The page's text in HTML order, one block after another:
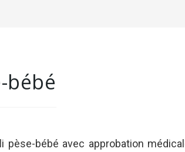
bébé
pèse-bébé avec approbation